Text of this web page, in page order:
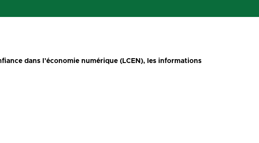
dans l’économie numérique (LCEN), les informations